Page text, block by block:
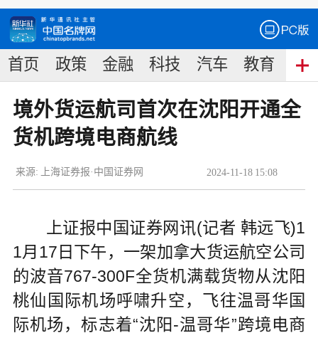
首页 政策 金融 科技 汽车 教育 食
境外货运航司首次在沈阳开通全
货机跨境电商航线
2024-11-18 15:08
来源: 上海证券报·中国证券网
上证报中国证券网讯(记者 韩远飞)1
1月17日下午，一架加拿大货运航空公司
的波音767-300F全货机满载货物从沈阳
桃仙国际机场呼啸升空，飞往温哥华国
际机场，标志着“沈阳-温哥华”跨境电商